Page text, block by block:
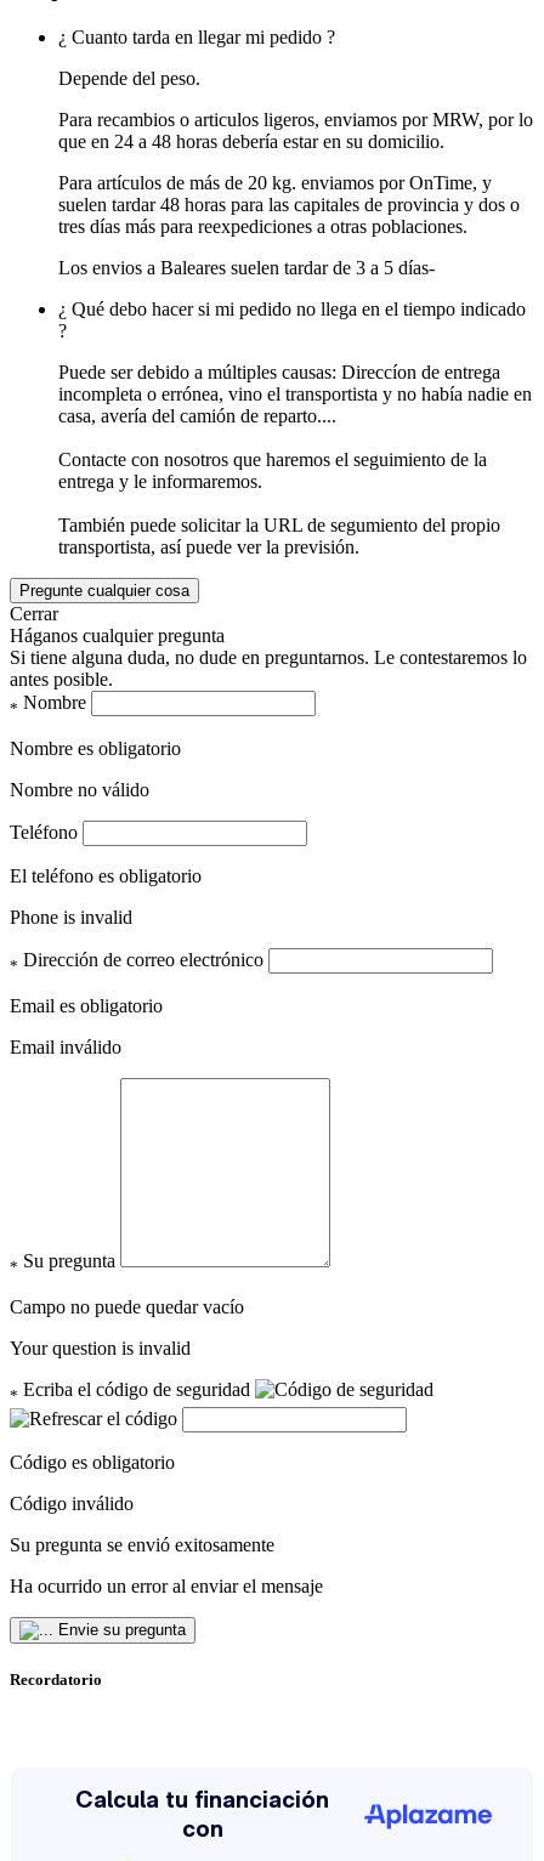
¿ Cuanto tarda en llegar mi pedido ?
Depende del peso.
Para recambios o articulos ligeros, enviamos por MRW, por lo
que en 24 a 48 horas debería estar en su domicilio.
Para artículos de más de 20 kg. enviamos por OnTime, y
suelen tardar 48 horas para las capitales de provincia y dos o
tres días más para reexpediciones a otras poblaciones.
Los envios a Baleares suelen tardar de 3 a 5 días-
¿ Qué debo hacer si mi pedido no llega en el tiempo indicado
?
Puede ser debido a múltiples causas: Direccíon de entrega
incompleta o errónea, vino el transportista y no había nadie en
casa, avería del camión de reparto....
Contacte con nosotros que haremos el seguimiento de la
entrega y le informaremos.
También puede solicitar la URL de segumiento del propio
transportista, así puede ver la previsión.
Pregunte cualquier cosa
Cerrar
Háganos cualquier pregunta
Si tiene alguna duda, no dude en preguntarnos. Le contestaremos lo
antes posible.
* Nombre
Nombre es obligatorio
Nombre no válido
Teléfono
El teléfono es obligatorio
Phone is invalid
* Dirección de correo electrónico
Email es obligatorio
Email inválido
* Su pregunta
Campo no puede quedar vacío
Your question is invalid
* Ecriba el código de seguridad
Código es obligatorio
Código inválido
Su pregunta se envió exitosamente
Ha ocurrido un error al enviar el mensaje
Envie su pregunta
Recordatorio